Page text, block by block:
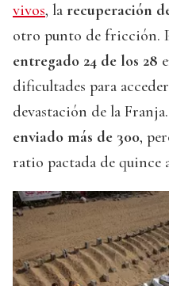
vivos, la recuperación
otro punto de fricción.
entregado 24 de los 28
dificultades para
devastación de la Franja.
enviado más de 300,
ratio pactada de quince